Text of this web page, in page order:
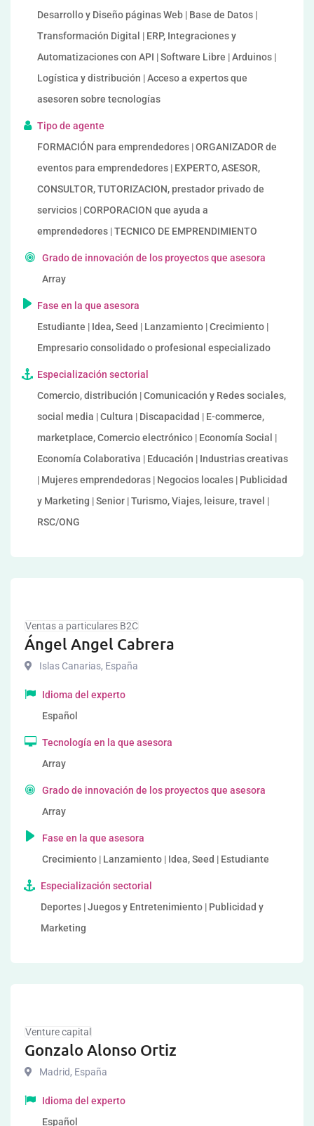
Desarrollo y Diseño páginas Web | Base de Datos |
Transformación Digital | ERP, Integraciones y
Automatizaciones con API | Software Libre | Arduinos |
Logística y distribución | Acceso a expertos que
asesoren sobre tecnologías
Tipo de agente
FORMACIÓN para emprendedores | ORGANIZADOR de
eventos para emprendedores | EXPERTO, ASESOR,
CONSULTOR, TUTORIZACION, prestador privado de
servicios | CORPORACION que ayuda a
emprendedores | TECNICO DE EMPRENDIMIENTO
Grado de innovación de los proyectos que asesora
Array
Fase en la que asesora
Estudiante | Idea, Seed | Lanzamiento | Crecimiento |
Empresario consolidado o profesional especializado
Especialización sectorial
Comercio, distribución | Comunicación y Redes sociales,
social media | Cultura | Discapacidad | E-commerce,
marketplace, Comercio electrónico | Economía Social |
Economía Colaborativa | Educación | Industrias creativas
| Mujeres emprendedoras | Negocios locales | Publicidad
y Marketing | Senior | Turismo, Viajes, leisure, travel |
RSC/ONG
Ventas a particulares B2C
Ángel Angel Cabrera
Islas Canarias, España
Idioma del experto
Español
Tecnología en la que asesora
Array
Grado de innovación de los proyectos que asesora
Array
Fase en la que asesora
Crecimiento | Lanzamiento | Idea, Seed | Estudiante
Especialización sectorial
Deportes | Juegos y Entretenimiento | Publicidad y
Marketing
Venture capital
Gonzalo Alonso Ortiz
Madrid, España
Idioma del experto
Español